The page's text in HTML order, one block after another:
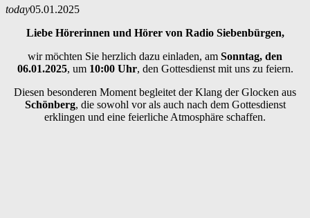
today05.01.2025
Liebe Hörerinnen und Hörer von Radio Siebenbürgen,
wir möchten Sie herzlich dazu einladen, am Sonntag, den
06.01.2025, um 10:00 Uhr, den Gottesdienst mit uns zu feiern.
Diesen besonderen Moment begleitet der Klang der Glocken aus
Schönberg, die sowohl vor als auch nach dem Gottesdienst
erklingen und eine feierliche Atmosphäre schaffen.